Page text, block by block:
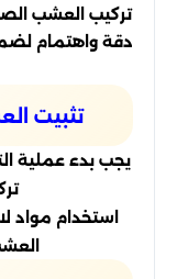
تركيب العشب
دقة واهتمام
تثبيت
يجب بدء عملية
استخدام مواد